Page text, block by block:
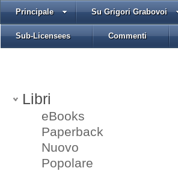
Principale Su Grigori Grabovoi
Sub-Licensees Commenti
Libri
eBooks
Paperback
Nuovo
Popolare